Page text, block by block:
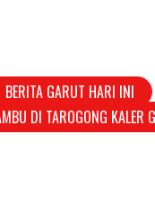
BERITA GARUT HARI INI
DI TAROGONG KALER